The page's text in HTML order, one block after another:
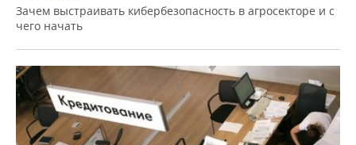
Зачем выстраивать кибербезопасность в агросекторе и с
чего начать